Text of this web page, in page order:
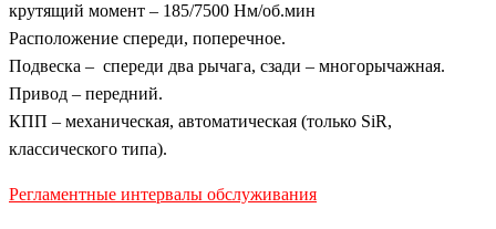
крутящий момент – 185/7500 Нм/об.мин
Расположение спереди, поперечное.
Подвеска – спереди два рычага, сзади – многорычажная.
Привод – передний.
КПП – механическая, автоматическая (только SiR,
классического типа).
Регламентные интервалы обслуживания